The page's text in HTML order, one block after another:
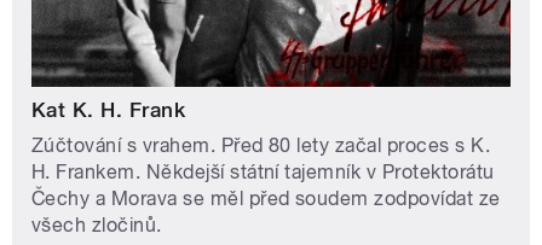
Kat K. H. Frank
Zúčtování s vrahem. Před 80 lety začal proces s K.
H. Frankem. Někdejší státní tajemník v Protektorátu
Čechy a Morava se měl před soudem zodpovídat ze
všech zločinů.